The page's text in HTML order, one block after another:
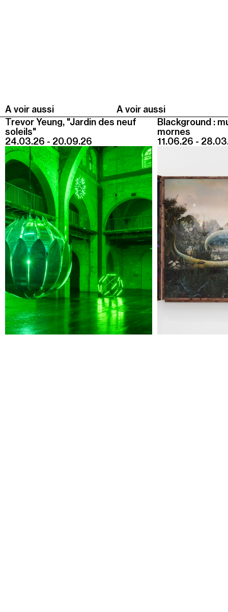
Visite ludique "Jardin des neufs soleils". Pour les
20 mois - 3 ans
Samedi 08 août
15h00-16h00
Visite "Jardin des neuf soleils" de Trevor Yeung
Jeudi 20 août
19h00-22h30
Terrasses nocturnes avec DJ sets
19h30-20h30
Visite contemplative "Mettez-vous au vert"
Voir tous les événements
A voir aussi
A voir aussi
Trevor Yeung, "Jardin des neuf
soleils"
24.03.26 - 20.09.26
Blackground :
mornes
11.06.26 -